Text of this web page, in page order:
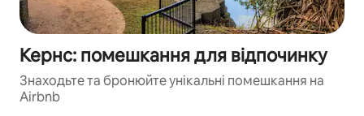
Кернс: помешкання для відпочинку
Знаходьте та бронюйте унікальні помешкання на
Airbnb